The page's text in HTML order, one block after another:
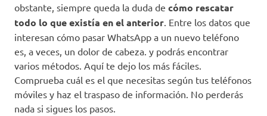
obstante, siempre queda la duda de cómo rescatar
todo lo que existía en el anterior . Entre los datos que
interesan cómo pasar WhatsApp a un nuevo teléfono
es, a veces, un dolor de cabeza. y podrás encontrar
varios métodos. Aquí te dejo los más fáciles.
Comprueba cuál es el que necesitas según tus teléfonos
móviles y haz el traspaso de información. No perderás
nada si sigues los pasos.